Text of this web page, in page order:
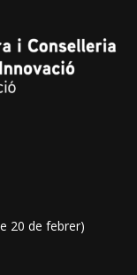
20 de febrer)